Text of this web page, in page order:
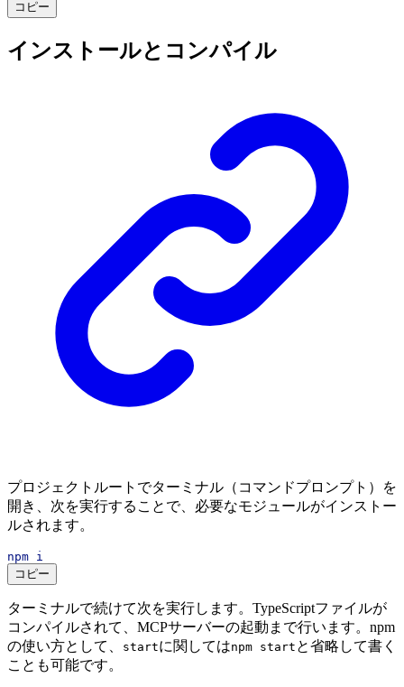
コピー
インストールとコンパイル
プロジェクトルートでターミナル（コマンドプロンプト）を
開き、次を実行することで、必要なモジュールがインストー
ルされます。
npm i
コピー
ターミナルで続けて次を実行します。TypeScriptファイルが
コンパイルされて、MCPサーバーの起動まで行います。npm
の使い方として、
startに関してはnpm start と省略して書く
ことも可能です。